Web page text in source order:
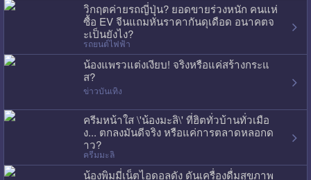
วิกฤตค่ายรถญี่ปุ่น? ยอดขายร่วงหนัก คนแห่
ซื้อ EV จีนแถมหั่นราคากันดุเดือด อนาคตจ
ะเป็นยังไง?
รถยนต์ไฟฟ้า
น้องแพรวแต่งเงียบ! จริงหรือแค่สร้างกระแ
ส?
ข่าวบันเทิง
ครีมหน้าใส \'น้องมะลิ\' ที่ฮิตทั่วบ้านทั่วเมือ
ง... ตกลงมันดีจริง หรือแค่การตลาดหลอกด
าว?
ครีมมะลิ
น้องพิมมี่เน็ตไอดอลดัง ดันเครื่องดื่มสุขภาพ